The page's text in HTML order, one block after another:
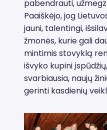
pabendrauti,
Paaiškėjo, jog
jauni, talentingi,
žmonės, kurie gali
mintimis stovyklą
išvyko kupini
svarbiausia, naujų
gerinti kasdienių